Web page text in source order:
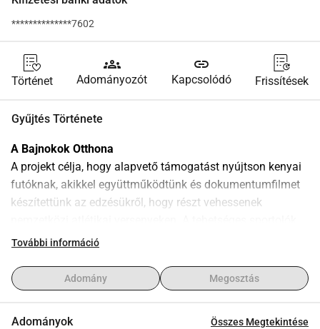
**************7602
Történet
groups
Adományozót
link
Kapcsolódó Frissítések
Gyűjtés Története
A Bajnokok Otthona
A projekt célja, hogy alapvető támogatást nyújtson kenyai
futóknak, akikkel együttműködtünk és dokumentumfilmet
készítettünk az edzésükről, hogy részt vehessenek
korlátozott pénzügyi forrásait figyelembe véve a
tréning- és életkörülmények javítására is összpontosít
Itenben.
További információ
Adomány Megosztás
Adományok Összes Megtekintése